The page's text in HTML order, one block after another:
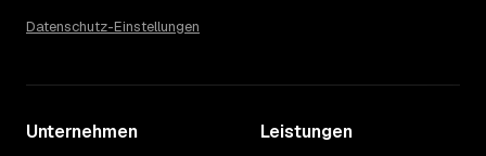
Datenschutz-Einstellungen
Unternehmen Leistungen